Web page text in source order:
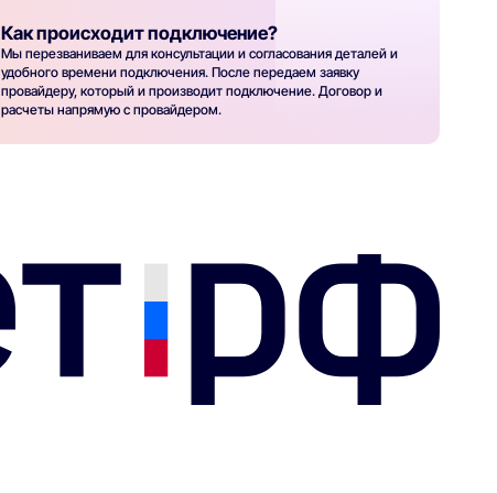
Как происходит подключение?
Мы перезваниваем для консультации и согласования деталей и
удобного времени подключения. После передаем заявку
провайдеру, который и производит подключение. Договор и
расчеты напрямую с провайдером.